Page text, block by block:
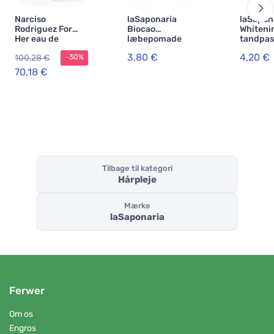
Narciso
Rodriguez For
Her eau de
toilette til
kvinder 100 ml
100,28 €
70,18 €
-30%
laSaponaria
Biocao
læbepomade
hyaluronsyre BIO
3,80 €
mint
4,20 €
Tilbage til kategori
Hårpleje
Mærke
laSaponaria
Ferwer
Om os
Engros